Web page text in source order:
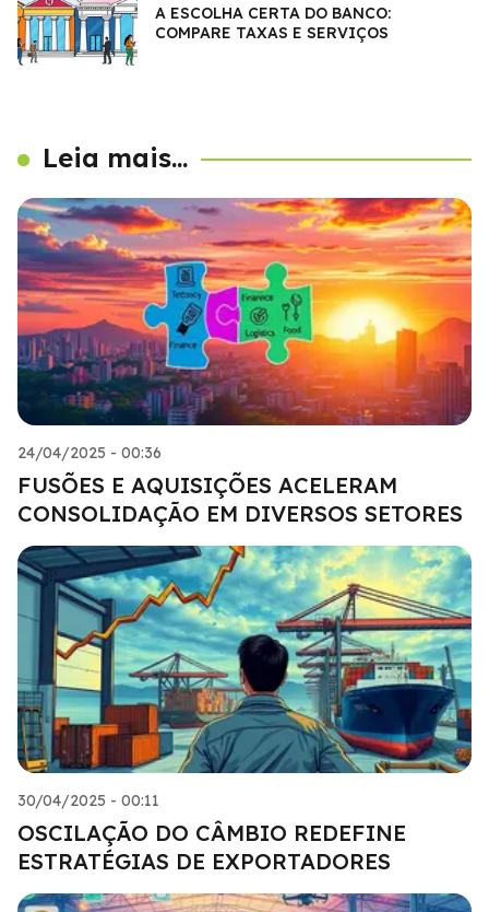
A ESCOLHA CERTA DO BANCO:
COMPARE TAXAS E SERVIÇOS
Leia mais...
24/04/2025 - 00:36
FUSÕES E AQUISIÇÕES ACELERAM
CONSOLIDAÇÃO EM DIVERSOS SETORES
30/04/2025 - 00:11
OSCILAÇÃO DO CÂMBIO REDEFINE
ESTRATÉGIAS DE EXPORTADORES